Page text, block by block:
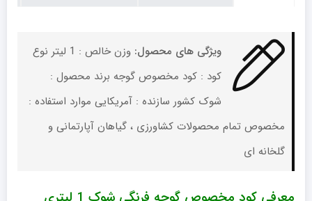
ویژگی های محصول:
وزن خالص : 1 لیتر نوع
کود : کود مخصوص گوجه برند محصول :
شوک کشور سازنده : آمریکایی موارد استفاده :
مخصوص تمام محصولات کشاورزی ، گیاهان آپارتمانی و
گلخانه ای